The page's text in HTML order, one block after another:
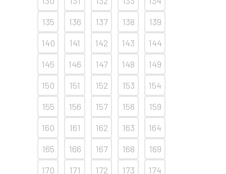
135
136 137 138
139
140
141 142 143
144
145
146 147 148
149
150
151 152 153
154
155
156 157 158
159
160
161 162 163
164
165
166 167 168
169
170
171 172 173
174